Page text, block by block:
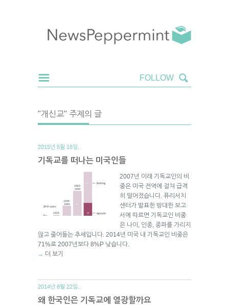
"개신교" 주제의 글
2015년 5월 18일.
기독교를 떠나는 미국인들
2007년 이래 기독교인의 비
중은 미국 전역에 걸쳐 급격
히 떨어졌습니다. 퓨리서치
센터가 발표한 방대한 보고
서에 따르면 기독교인 비중
은 나이, 인종, 종파를 가리지
않고 줄어들는 추세입니다. 2014년 미국 내 기독교인 비중은
71%로 2007년보다 8%P 낮습니다.
→ 더 보기
2014년 8월 22일.
왜 한국인은 기독교에 열광할까요